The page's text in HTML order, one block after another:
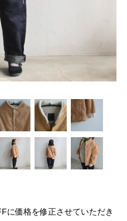
に価格を修正させていただき